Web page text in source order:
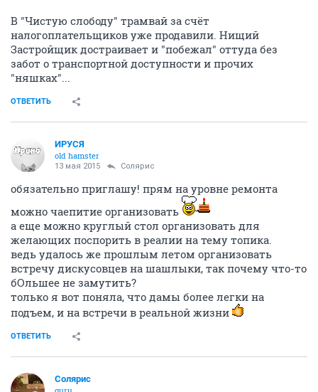
В "Чистую слободу" трамвай за счёт
налогоплательщиков уже продавили. Нищий
Застройщик достраивает и "побежал" оттуда без
забот о транспортной доступности и прочих
"няшках"...
ОТВЕТИТЬ
ИРУСЯ
old hamster
13 мая 2015 Солярис
обязательно приглашу! прям на уровне ремонта
можно чаепитие организовать
а еще можно круглый стол организовать для
желающих поспорить в реалии на тему топика.
ведь удалось же прошлым летом организовать
встречу дискусовцев на шашлыки, так почему что-то
бОльшее не замутить?
только я вот поняла, что дамы более легки на
подъем, и на встречи в реальной жизни
ОТВЕТИТЬ
Солярис